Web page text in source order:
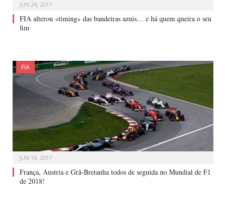
JUN 24, 2017
FIA alterou «timing» das bandeiras azuis… e há quem queira o seu
fim
FIA
JUN 19, 2017
França, Áustria e Grã-Bretanha todos de seguida no Mundial de F1
de 2018!